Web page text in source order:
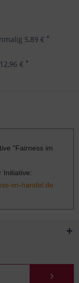
5,89 € *
€ *
"Fairness im
Initiative:
im-handel.de